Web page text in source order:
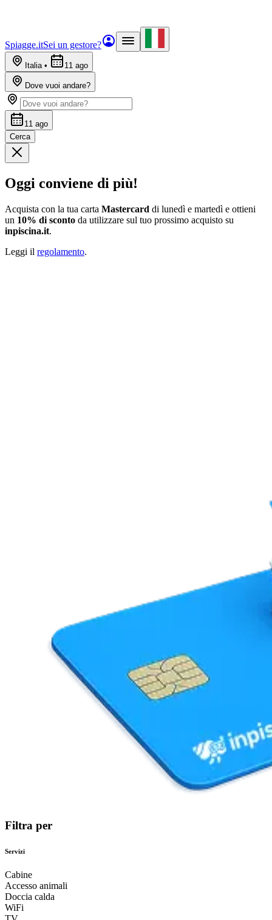
Spiagge.itSei un gestore?
Italia• 11 ago
Dove vuoi andare?
11 ago
Cerca
Oggi conviene di più!
Acquista con la tua carta Mastercard di lunedì e martedì e ottieni
un 10% di sconto da utilizzare sul tuo prossimo acquisto su
inpiscina.it.
Leggi il regolamento.
Filtra per
Servizi
Cabine
Accesso animali
Doccia calda
WiFi